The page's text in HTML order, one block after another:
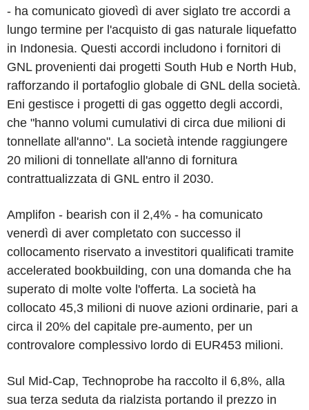
- ha comunicato giovedì di aver siglato tre accordi a
lungo termine per l'acquisto di gas naturale liquefatto
in Indonesia. Questi accordi includono i fornitori di
GNL provenienti dai progetti South Hub e North Hub,
rafforzando il portafoglio globale di GNL della società.
Eni gestisce i progetti di gas oggetto degli accordi,
che "hanno volumi cumulativi di circa due milioni di
tonnellate all'anno". La società intende raggiungere
20 milioni di tonnellate all'anno di fornitura
contrattualizzata di GNL entro il 2030.
Amplifon - bearish con il 2,4% - ha comunicato
venerdì di aver completato con successo il
collocamento riservato a investitori qualificati tramite
accelerated bookbuilding, con una domanda che ha
superato di molte volte l'offerta. La società ha
collocato 45,3 milioni di nuove azioni ordinarie, pari a
circa il 20% del capitale pre-aumento, per un
controvalore complessivo lordo di EUR453 milioni.
Sul Mid-Cap, Technoprobe ha raccolto il 6,8%, alla
sua terza seduta da rialzista portando il prezzo in